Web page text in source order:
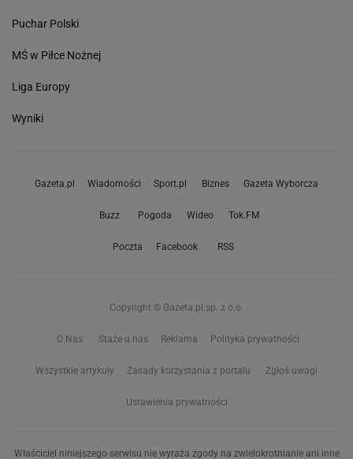
Puchar Polski
MŚ w Piłce Nożnej
Liga Europy
Wyniki
Gazeta.pl Wiadomości Sport.pl Biznes Gazeta Wyborcza
Buzz Pogoda Wideo Tok.FM
Poczta Facebook RSS
Copyright © Gazeta.pl sp. z o.o.
O Nas Staże u nas Reklama Polityka prywatności
Wszystkie artykuły Zasady korzystania z portalu Zgłoś uwagi
Ustawienia prywatności
Właściciel niniejszego serwisu nie wyraża zgody na zwielokrotnianie ani inne